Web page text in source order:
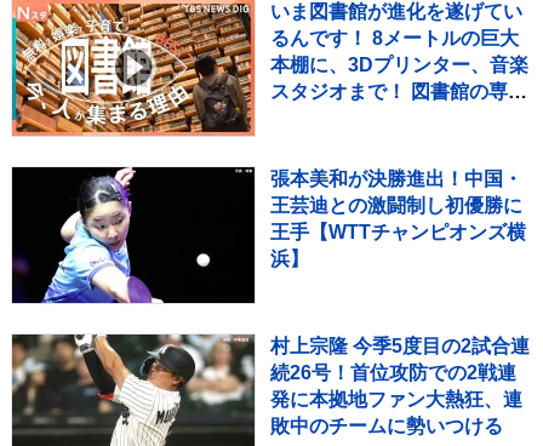
いま図書館が進化を遂げてい
るんです！ 8メートルの巨大
本棚に、3Dプリンター、音楽
スタジオまで！ 図書館の専門
張本美和が決勝進出！中国・
王芸迪との激闘制し初優勝に
王手【WTTチャンピオンズ横
浜】
村上宗隆 今季5度目の2試合連
続26号！首位攻防での2戦連
発に本拠地ファン大熱狂、連
敗中のチームに勢いつける